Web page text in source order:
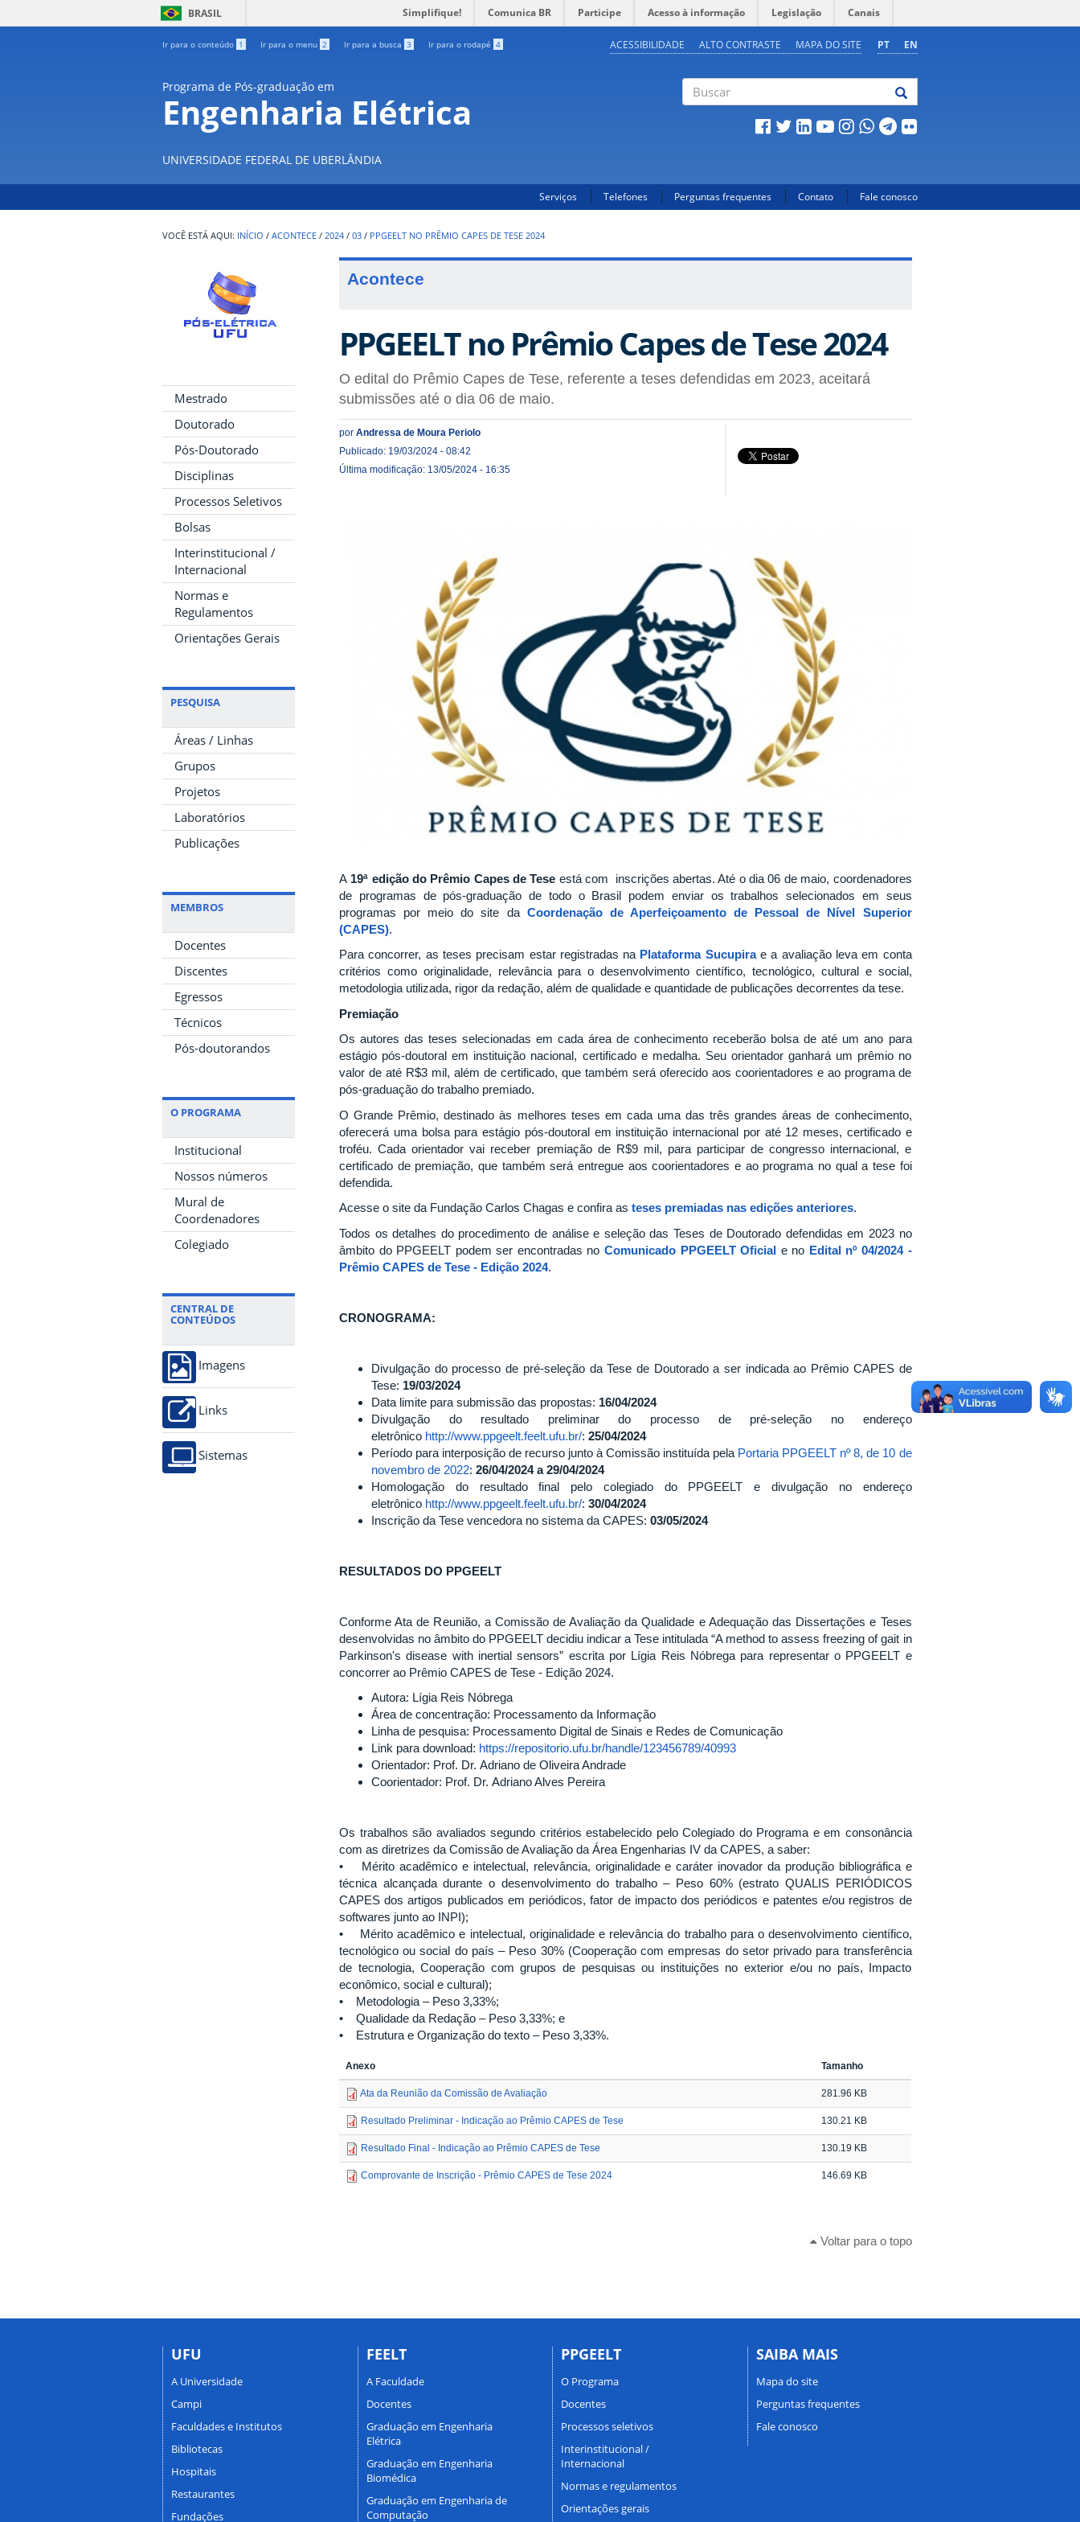
BRASIL Simplifique! Comunica BR Participe Acesso à informação Legislação Canais
Ir para o conteúdo 1 Ir para o menu 2 Ir para a busca 3 Ir para o rodapé 4 PT EN
ACESSIBILIDADE ALTO CONTRASTE MAPA DO SITE
Programa de Pós-graduação em
Engenharia Elétrica
UNIVERSIDADE FEDERAL DE UBERLÂNDIA
Serviços Telefones Perguntas frequentes Contato Fale conosco
INÍCIO / ACONTECE / 2024 / 03 / PPGEELT NO PRÊMIO CAPES DE TESE 2024
Mestrado
Doutorado
Pós-Doutorado
Disciplinas
Processos Seletivos
Bolsas
Interinstitucional /
Internacional
Normas e
Regulamentos
Orientações Gerais
PESQUISA
Áreas / Linhas
Grupos
Projetos
Laboratórios
Publicações
MEMBROS
Docentes
Discentes
Egressos
Técnicos
Pós-doutorandos
O PROGRAMA
Institucional
Nossos números
Mural de
Coordenadores
Colegiado
CENTRAL DE
CONTEÚDOS
Imagens
Links
Sistemas
Acontece
PPGEELT no Prêmio Capes de Tese 2024
O edital do Prêmio Capes de Tese, referente a teses defendidas em 2023, aceitará
submissões até o dia 06 de maio.
por Andressa de Moura Periolo
Publicado: 19/03/2024 - 08:42
Última modificação: 13/05/2024 - 16:35
A 19ª edição do Prêmio Capes de Tese está com inscrições abertas. Até o dia 06 de maio, coordenadores
de programas de pós-graduação de todo o Brasil podem enviar os trabalhos selecionados em seus
programas por meio do site da Coordenação de Aperfeiçoamento de Pessoal de Nível Superior
(CAPES).
Para concorrer, as teses precisam estar registradas na Plataforma Sucupirae a avaliação leva em conta
critérios como originalidade, relevância para o desenvolvimento científico, tecnológico, cultural e social,
metodologia utilizada, rigor da redação, além de qualidade e quantidade de publicações decorrentes da tese.
Premiação
Os autores das teses selecionadas em cada área de conhecimento receberão bolsa de até um ano para
estágio pós-doutoral em instituição nacional, certificado e medalha. Seu orientador ganhará um prêmio no
valor de até R$3 mil, além de certificado, que também será oferecido aos coorientadores e ao programa de
pós-graduação do trabalho premiado.
O Grande Prêmio, destinado às melhores teses em cada uma das três grandes áreas de conhecimento,
oferecerá uma bolsa para estágio pós-doutoral em instituição internacional por até 12 meses, certificado e
troféu. Cada orientador vai receber premiação de R$9 mil, para participar de congresso internacional, e
certificado de premiação, que também será entregue aos coorientadores e ao programa no qual a tese foi
defendida.
Acesse o site da Fundação Carlos Chagas e confira as teses premiadas nas edições anteriores.
Todos os detalhes do procedimento de análise e seleção das Teses de Doutorado defendidas em 2023 no
âmbito do PPGEELT podem ser encontradas no Comunicado PPGEELT Oficial e no Edital nº 04/2024 -
Prêmio CAPES de Tese - Edição 2024.
CRONOGRAMA:
Divulgação do processo de pré-seleção da Tese de Doutorado a ser indicada ao Prêmio CAPES de
Tese: 19/03/2024
Data limite para submissão das propostas: 16/04/2024
Divulgação do resultado preliminar do processo de pré-seleção no endereço
eletrônico http://www.ppgeelt.feelt.ufu.br/: 25/04/2024
Período para interposição de recurso junto à Comissão instituída pela Portaria PPGEELT nº 8, de 10 de
novembro de 2022: 26/04/2024 a 29/04/2024
Homologação do resultado final pelo colegiado do PPGEELT e divulgação no endereço
eletrônico http://www.ppgeelt.feelt.ufu.br/: 30/04/2024
Inscrição da Tese vencedora no sistema da CAPES: 03/05/2024
RESULTADOS DO PPGEELT
Conforme Ata de Reunião, a Comissão de Avaliação da Qualidade e Adequação das Dissertações e Teses
desenvolvidas no âmbito do PPGEELT decidiu indicar a Tese intitulada “A method to assess freezing of gait in
Parkinson's disease with inertial sensors” escrita por Lígia Reis Nóbrega para representar o PPGEELT e
concorrer ao Prêmio CAPES de Tese - Edição 2024.
Autora: Lígia Reis Nóbrega
Área de concentração: Processamento da Informação
Linha de pesquisa: Processamento Digital de Sinais e Redes de Comunicação
Link para download: https://repositorio.ufu.br/handle/123456789/40993
Orientador: Prof. Dr. Adriano de Oliveira Andrade
Coorientador: Prof. Dr. Adriano Alves Pereira
Os trabalhos são avaliados segundo critérios estabelecido pelo Colegiado do Programa e em consonância
com as diretrizes da Comissão de Avaliação da Área Engenharias IV da CAPES, a saber:
• Mérito acadêmico e intelectual, relevância, originalidade e caráter inovador da produção bibliográfica e
técnica alcançada durante o desenvolvimento do trabalho – Peso 60% (estrato QUALIS PERIÓDICOS
CAPES dos artigos publicados em periódicos, fator de impacto dos periódicos e patentes e/ou registros de
softwares junto ao INPI);
• Mérito acadêmico e intelectual, originalidade e relevância do trabalho para o desenvolvimento científico,
tecnológico ou social do país – Peso 30% (Cooperação com empresas do setor privado para transferência
de tecnologia, Cooperação com grupos de pesquisas ou instituições no exterior e/ou no país, Impacto
econômico, social e cultural);
• Metodologia – Peso 3,33%;
• Qualidade da Redação – Peso 3,33%; e
• Estrutura e Organização do texto – Peso 3,33%.
Anexo Tamanho
Ata da Reunião da Comissão de Avaliação 281.96 KB
Resultado Preliminar - Indicação ao Prêmio CAPES de Tese 130.21 KB
Resultado Final - Indicação ao Prêmio CAPES de Tese 130.19 KB
Comprovante de Inscrição - Prêmio CAPES de Tese 2024 146.69 KB
Voltar para o topo
UFU
A Universidade
Campi
Faculdades e Institutos
Bibliotecas
Hospitais
Restaurantes
Fundações
FEELT
A Faculdade
Docentes
Graduação em Engenharia
Elétrica
Graduação em Engenharia
Biomédica
Graduação em Engenharia de
Computação
PPGEELT
O Programa
Docentes
Processos seletivos
Interinstitucional /
Internacional
Normas e regulamentos
Orientações gerais
SAIBA MAIS
Mapa do site
Perguntas frequentes
Fale conosco